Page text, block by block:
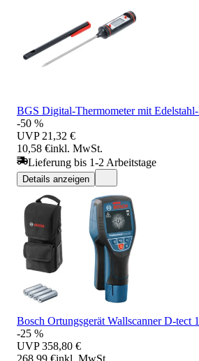
BGS Digital-Thermometer mit
-50 %
UVP 21,32 €
10,58 €inkl. MwSt.
Lieferung bis 1-2 Arbeitstage
Details anzeigen
Bosch Ortungsgerät Wallscanner D-tect
-25 %
UVP 358,80 €
268,99 €inkl. MwSt.